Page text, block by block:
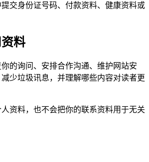
交身份证号码、付款资料、健康资料或
料
的询问、安排合作沟通、维护网站安
少垃圾讯息，并理解哪些内容对读者更
资料，也不会把你的联系资料用于无关